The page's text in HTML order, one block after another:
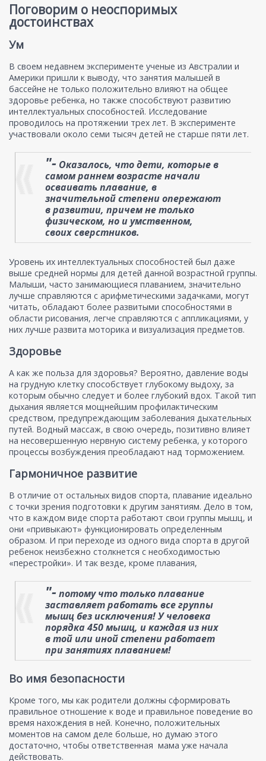
Поговорим о неоспоримых
достоинствах
Ум
В своем недавнем эксперименте ученые из Австралии и
Америки пришли к выводу, что занятия малышей в
бассейне не только положительно влияют на общее
здоровье ребенка, но также способствуют развитию
интеллектуальных способностей. Исследование
проводилось на протяжении трех лет. В эксперименте
участвовали около семи тысяч детей не старше пяти лет.
"- Оказалось, что дети, которые в
самом раннем возрасте начали
осваивать плавание, в
значительной степени опережают
в развитии, причем не только
физическом, но и умственном,
своих сверстников.
Уровень их интеллектуальных способностей был даже
выше средней нормы для детей данной возрастной группы.
Малыши, часто занимающиеся плаванием, значительно
лучше справляются с арифметическими задачками, могут
читать, обладают более развитыми способностями в
области рисования, легче справляются с аппликациями, у
них лучше развита моторика и визуализация предметов.
Здоровье
А как же польза для здоровья? Вероятно, давление воды
на грудную клетку способствует глубокому выдоху, за
которым обычно следует и более глубокий вдох. Такой тип
дыхания является мощнейшим профилактическим
средством, предупреждающим заболевания дыхательных
путей. Водный массаж, в свою очередь, позитивно влияет
на несовершенную нервную систему ребенка, у которого
процессы возбуждения преобладают над торможением.
Гармоничное развитие
В отличие от остальных видов спорта, плавание идеально
с точки зрения подготовки к другим занятиям. Дело в том,
что в каждом виде спорта работают свои группы мышц, и
они «привыкают» функционировать определенным
образом. И при переходе из одного вида спорта в другой
ребенок неизбежно столкнется с необходимостью
«перестройки». И так везде, кроме плавания,
"- потому что только плавание
заставляет работать все группы
мышц без исключения! У человека
порядка 450 мышц, и каждая из них
в той или иной степени работает
при занятиях плаванием!
Во имя безопасности
Кроме того, мы как родители должны сформировать
правильное отношение к воде и правильное поведение во
время нахождения в ней. Конечно, положительных
моментов на самом деле больше, но думаю этого
достаточно, чтобы ответственная мама уже начала
действовать.